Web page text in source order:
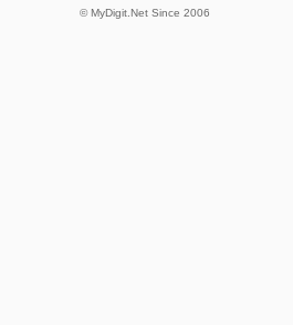
© MyDigit.Net Since 2006